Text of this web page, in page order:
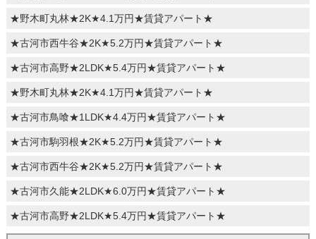
★野木町丸林★2K★4.1万円★賃貸アパート★
★古河市西牛谷★2K★5.2万円★賃貸アパート★
★古河市高野★2LDK★5.4万円★賃貸アパート★
★野木町丸林★2K★4.1万円★賃貸アパート★
★古河市鳥喰★1LDK★4.4万円★賃貸アパート★
★古河市駒羽根★2K★5.2万円★賃貸アパート★
★古河市西牛谷★2K★5.2万円★賃貸アパート★
★古河市久能★2LDK★6.0万円★賃貸アパート★
★古河市高野★2LDK★5.4万円★賃貸アパート★